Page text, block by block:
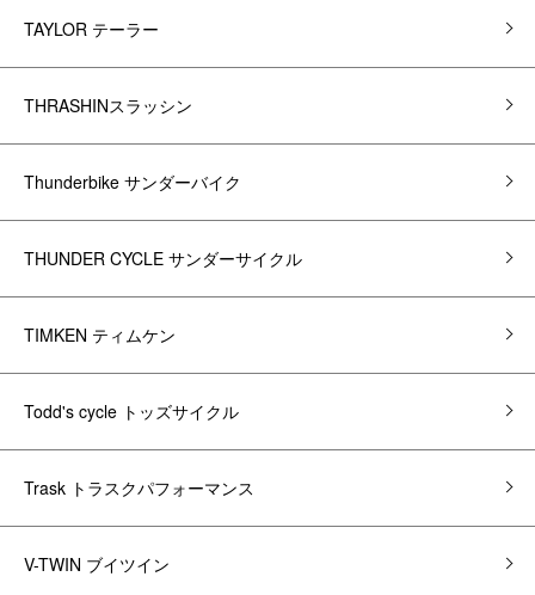
TAYLOR テーラー
THRASHINスラッシン
Thunderbike サンダーバイク
THUNDER CYCLE サンダーサイクル
TIMKEN ティムケン
Todd's cycle トッズサイクル
Trask トラスクパフォーマンス
V-TWIN ブイツイン